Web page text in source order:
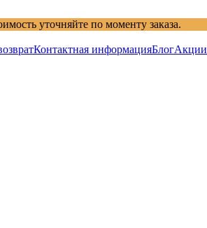
уточняйте по моменту заказа.
Контактная информацияБлогАкции